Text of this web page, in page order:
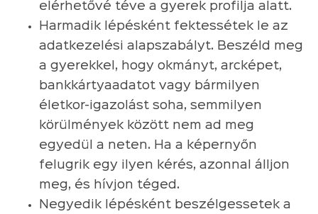
elérhetővé téve a gyerek profilja alatt.
Harmadik lépésként fektessétek le az
adatkezelési alapszabályt. Beszéld meg
a gyerekkel, hogy okmányt, arcképet,
bankkártyaadatot vagy bármilyen
életkor-igazolást soha, semmilyen
körülmények között nem ad meg
egyedül a neten. Ha a képernyőn
felugrik egy ilyen kérés, azonnal álljon
meg, és hívjon téged.
Negyedik lépésként beszélgessetek a